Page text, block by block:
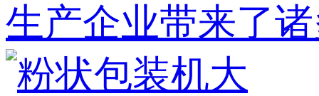
生产企业带来了